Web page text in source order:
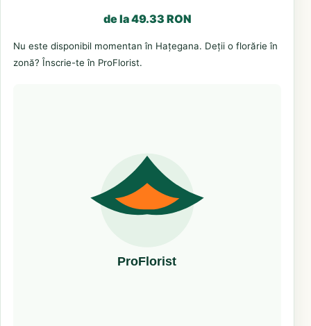
de la 49.33 RON
Nu este disponibil momentan în Hațegana. Deții o florărie în
zonă? Înscrie-te în ProFlorist.